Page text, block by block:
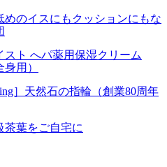
めのイスにもクッションにもな
スト へパ薬用保湿クリーム
身用）
］ 天然石の指輪（創業80周年
茶葉をご自宅に